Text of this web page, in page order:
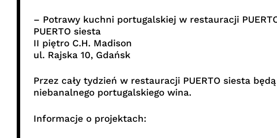
– Potrawy kuchni portugalskiej w restauracji
PUERTO siesta
II piętro C.H. Madison
ul. Rajska 10, Gdańsk
Przez cały tydzień w restauracji PUERTO siesta
niebanalnego portugalskiego wina.
Informacje o projektach: